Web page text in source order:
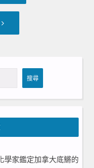
post:
Post:
搜尋
學家鑑定加拿大底鱂的